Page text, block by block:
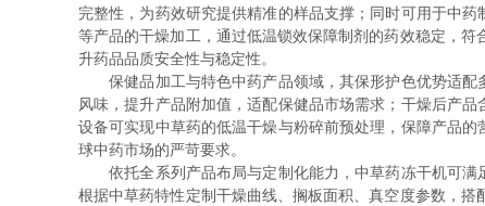
完整性，为药效研究提供精准的样品支撑；同时可用于中
等产品的干燥加工，通过低温锁效保障制剂的药效稳定，
升药品品质安全性与稳定性。
保健品加工与特色中药产品领域，其保形护色优势适配
风味，提升产品附加值，适配保健品市场需求；干燥后产
设备可实现中草药的低温干燥与粉碎前预处理，保障产品
球中药市场的严苛要求。
依托全系列产品布局与定制化能力，中草药冻干机可满
根据中草药特性定制干燥曲线、搁板面积、真空度参数，